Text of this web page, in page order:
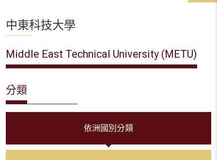
中東科技大學
Middle East Technical University (METU)
分類
依洲國別分類